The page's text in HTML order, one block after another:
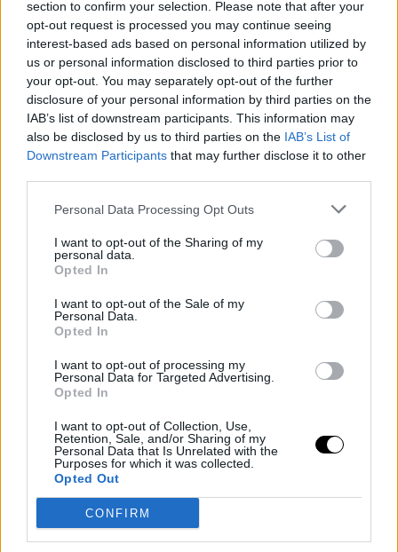
section to confirm your selection. Please note that after your
opt-out request is processed you may continue seeing
interest-based ads based on personal information utilized by
us or personal information disclosed to third parties prior to
your opt-out. You may separately opt-out of the further
disclosure of your personal information by third parties on the
IAB’s list of downstream participants. This information may
also be disclosed by us to third parties on the IAB’s List of
Downstream Participants that may further disclose it to other
Personal Data Processing Opt Outs
I want to opt-out of the Sharing of my
personal data.
Opted In
I want to opt-out of the Sale of my
Personal Data.
Opted In
I want to opt-out of processing my
Personal Data for Targeted Advertising.
Opted In
I want to opt-out of Collection, Use,
Retention, Sale, and/or Sharing of my
Personal Data that Is Unrelated with the
Purposes for which it was collected.
Opted Out
CONFIRM
Hogyan mondj nemet a főnöködnek anélkül, hogy
kirúgnának? – Útmutató az asszertív munkahelyi
kommunikációhoz
Magnézium szerepe az izomregenerációban és
sportteljesítményben
Ortek masszírozók a mindennapi testápoláshoz